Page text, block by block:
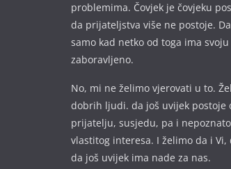
problemima. Čovjek je čovjeku
da prijateljstva više ne postoje.
samo kad netko od toga ima
zaboravljeno.
No, mi ne želimo vjerovati u to.
dobrih ljudi. da još uvijek postoje
prijatelju, susjedu, pa i
vlastitog interesa. I želimo da i
da još uvijek ima nade za nas.